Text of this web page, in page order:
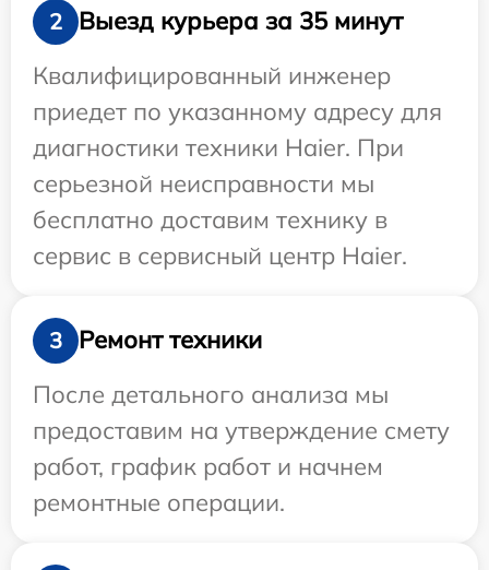
2
Выезд курьера за 35 минут
Квалифицированный инженер
приедет по указанному адресу для
диагностики техники Haier. При
серьезной неисправности мы
бесплатно доставим технику в
сервис в сервисный центр Haier.
3
Ремонт техники
После детального анализа мы
предоставим на утверждение смету
работ, график работ и начнем
ремонтные операции.